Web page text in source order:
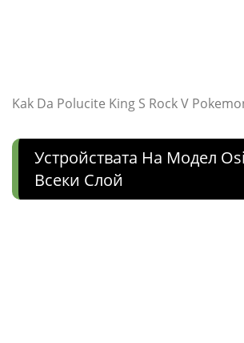
Kak Da Polucite King S Rock V
Устройствата На Модел
Всеки Слой